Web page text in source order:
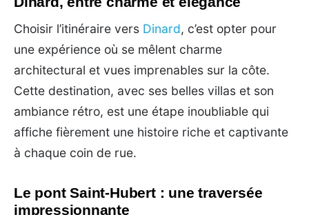
Choisir l’itinéraire vers Dinard, c’est opter pour
une expérience où se mêlent charme
architectural et vues imprenables sur la côte.
Cette destination, avec ses belles villas et son
ambiance rétro, est une étape inoubliable qui
affiche fièrement une histoire riche et captivante
à chaque coin de rue.
Le pont Saint-Hubert : une traversée
impressionnante